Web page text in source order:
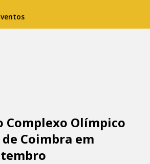
Complexo Olímpico
Coimbra em